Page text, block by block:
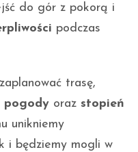
do gór z pokorą i
podczas
trasę,
pogody oraz stopień
unikniemy
i będziemy mogli w